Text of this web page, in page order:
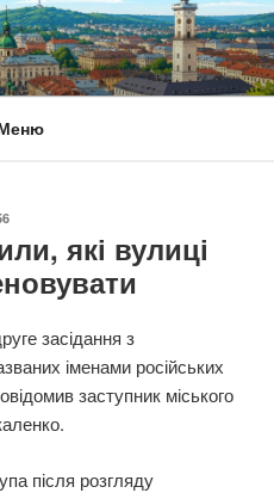
які вулиці
засідання з
іменами російських
заступник міського
після розгляду